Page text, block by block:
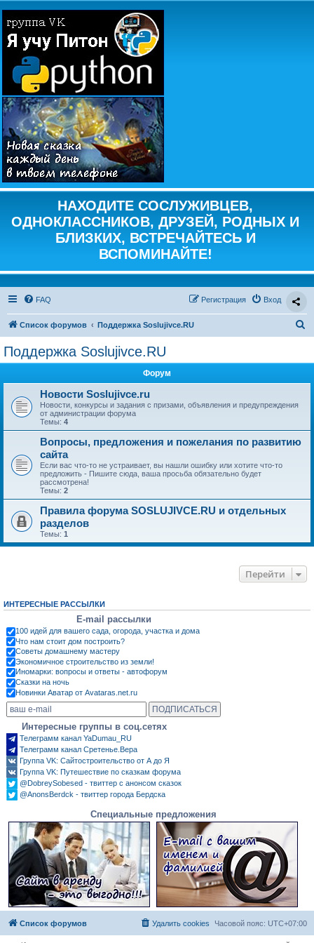
НАХОДИТЕ СОСЛУЖИВЦЕВ,
ОДНОКЛАССНИКОВ, ДРУЗЕЙ, РОДНЫХ И
БЛИЗКИХ, ВСТРЕЧАЙТЕСЬ И
ВСПОМИНАЙТЕ!
FAQ Вход
Регистрация
Список форумов Поддержка Soslujivce.RU
Поддержка Soslujivce.RU
Форум
Новости Soslujivce.ru
Новости, конкурсы и задания с призами, объявления и предупреждения
от администрации форума
Темы: 4
Вопросы, предложения и пожелания по развитию
сайта
Если вас что-то не устраивает, вы нашли ошибку или хотите что-то
предложить - Пишите сюда, ваша просьба обязательно будет
рассмотрена!
Темы: 2
Правила форума SOSLUJIVCE.RU и отдельных
разделов
Темы: 1
Перейти
ИНТЕРЕСНЫЕ РАССЫЛКИ
E-mail рассылки
100 идей для вашего сада, огорода, участка и дома
Что нам стоит дом построить?
Советы домашнему мастеру
Экономичное строительство из земли!
Иномарки: вопросы и ответы - автофорум
Сказки на ночь
Новинки Аватар от Avataras.net.ru
Интересные группы в соц.сетях
Телеграмм канал YaDumau_RU
Телеграмм канал Сретенье.Вера
Группа VK: Сайтостроительство от А до Я
Группа VK: Путешествие по сказкам форума
@DobreySobesed - твиттер с анонсом сказок
@AnonsBerdck - твиттер города Бердска
Специальные предложения
Список форумов Часовой пояс: UTC+07:00
Удалить cookies